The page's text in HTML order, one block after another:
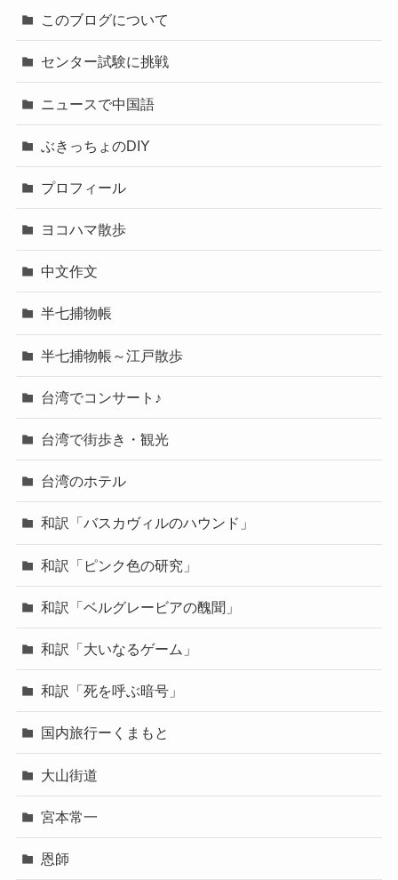
このブログについて
センター試験に挑戦
ニュースで中国語
ぶきっちょのDIY
プロフィール
ヨコハマ散歩
中文作文
半七捕物帳
半七捕物帳～江戸散歩
台湾でコンサート♪
台湾で街歩き・観光
台湾のホテル
和訳「バスカヴィルのハウンド」
和訳「ピンク色の研究」
和訳「ベルグレービアの醜聞」
和訳「大いなるゲーム」
和訳「死を呼ぶ暗号」
国内旅行ーくまもと
大山街道
宮本常一
恩師